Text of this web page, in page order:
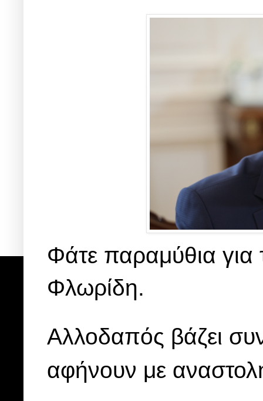
Φάτε παραμύθια για
Φλωρίδη.
Αλλοδαπός βάζει
αφήνουν με